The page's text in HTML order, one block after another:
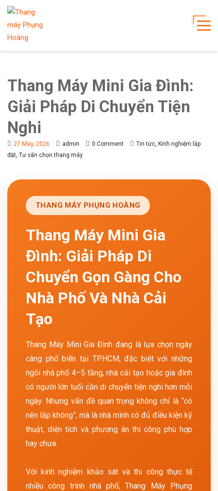
Thang Máy Mini Gia Đình:
Giải Pháp Di Chuyển Tiện
Nghi
27 May, 2026 admin 0 Comment Tin tức Kinh nghiệm lắp
đặt Tư vấn chọn thang máy
THANG MÁY PHỤNG HOÀNG
Thang Máy Mini Gia
Đình: Giải Pháp Di
Chuyển Gọn Gàng Cho
Nhà Phố Và Nhà Cải
Tạo
Thang Máy Mini Gia Đình đang là lựa chọn ngày
càng phổ biến tại TP.HCM, đặc biệt với những
ngôi nhà phố 4–5 tầng, nhà cải tạo hoặc gia đình
có người lớn tuổi cần di chuyển tiện nghi hơn mỗi
ngày. Nhưng vấn đề quan trọng không chỉ là “có
nên lắp không”, mà là nhà mình có đủ điều kiện kỹ
thuật, diện tích và phương án thi công phù hợp
hay chưa.
Với kinh nghiệm khảo sát và thi công thực tế
nhiều công trình nhà phố, Thang Máy Phụng